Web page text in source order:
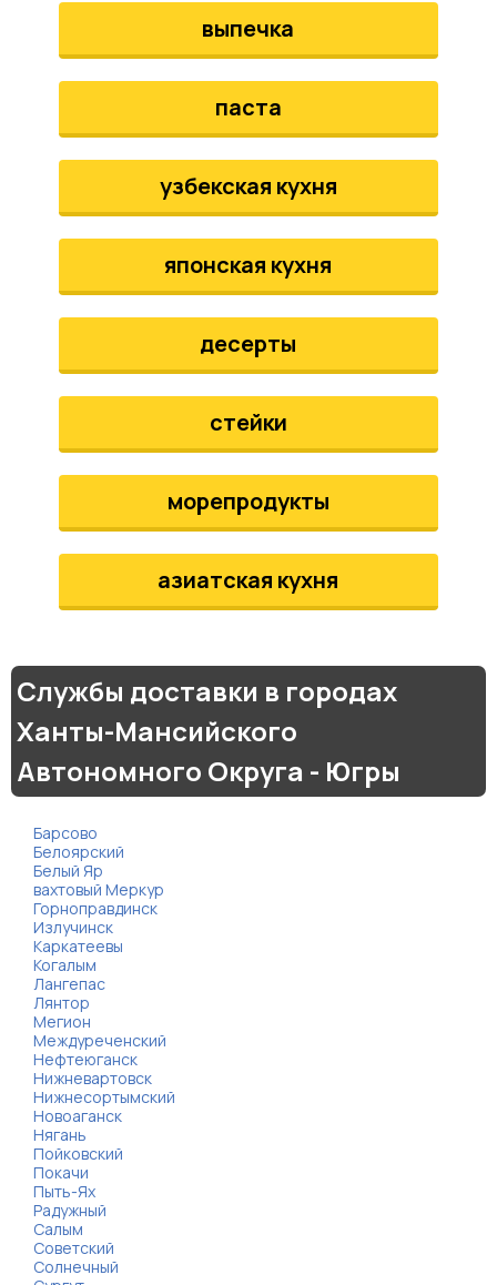
выпечка
паста
узбекская кухня
японская кухня
десерты
стейки
морепродукты
азиатская кухня
Службы доставки в городах
Ханты-Мансийского
Автономного Округа - Югры
Барсово
Белоярский
Белый Яр
вахтовый Меркур
Горноправдинск
Излучинск
Каркатеевы
Когалым
Лангепас
Лянтор
Мегион
Междуреченский
Нефтеюганск
Нижневартовск
Нижнесортымский
Новоаганск
Нягань
Пойковский
Покачи
Пыть-Ях
Радужный
Салым
Советский
Солнечный